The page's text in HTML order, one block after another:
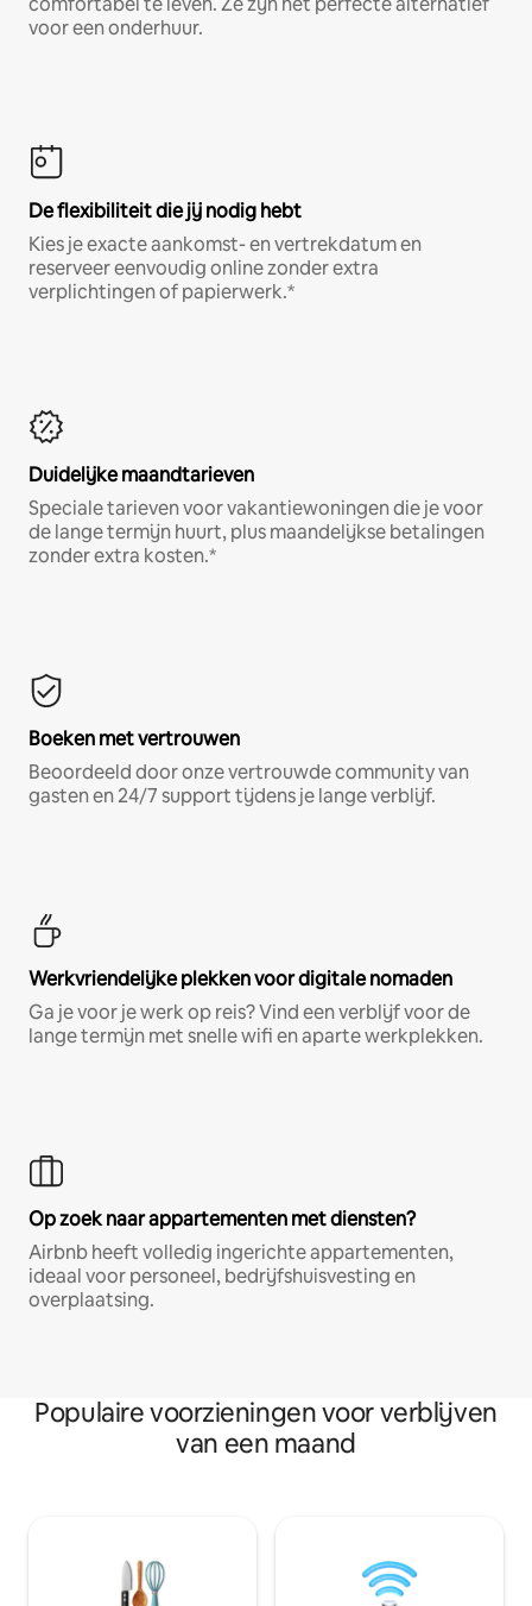
voor een onderhuur.
De flexibiliteit die jij nodig hebt
Kies je exacte aankomst- en vertrekdatum en
reserveer eenvoudig online zonder extra
verplichtingen of papierwerk.*
Duidelijke maandtarieven
Speciale tarieven voor vakantiewoningen die je voor
de lange termijn huurt, plus maandelijkse betalingen
zonder extra kosten.*
Boeken met vertrouwen
Beoordeeld door onze vertrouwde community van
gasten en 24/7 support tijdens je lange verblijf.
Werkvriendelijke plekken voor digitale nomaden
Ga je voor je werk op reis? Vind een verblijf voor de
lange termijn met snelle wifi en aparte werkplekken.
Op zoek naar appartementen met diensten?
Airbnb heeft volledig ingerichte appartementen,
ideaal voor personeel, bedrijfshuisvesting en
overplaatsing.
Populaire voorzieningen voor verblijven
van een maand